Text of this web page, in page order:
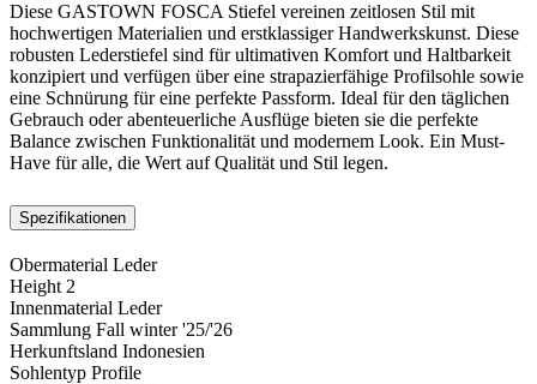
Diese GASTOWN FOSCA Stiefel vereinen zeitlosen Stil mit
hochwertigen Materialien und erstklassiger Handwerkskunst. Diese
robusten Lederstiefel sind für ultimativen Komfort und Haltbarkeit
konzipiert und verfügen über eine strapazierfähige Profilsohle sowie
eine Schnürung für eine perfekte Passform. Ideal für den täglichen
Gebrauch oder abenteuerliche Ausflüge bieten sie die perfekte
Balance zwischen Funktionalität und modernem Look. Ein Must-
Have für alle, die Wert auf Qualität und Stil legen.
Spezifikationen
Obermaterial Leder
Height 2
Innenmaterial Leder
Sammlung Fall winter '25/'26
Herkunftsland Indonesien
Sohlentyp Profile